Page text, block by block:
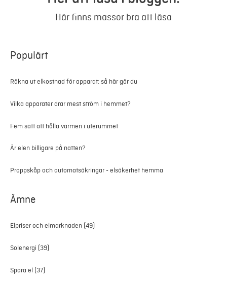
Här finns massor bra att läsa
Populärt
Räkna ut elkostnad för apparat: så här gör du
Vilka apparater drar mest ström i hemmet?
Fem sätt att hålla värmen i uterummet
Är elen billigare på natten?
Proppskåp och automatsäkringar - elsäkerhet hemma
Ämne
Elpriser och elmarknaden (49)
Solenergi (39)
Spara el (37)